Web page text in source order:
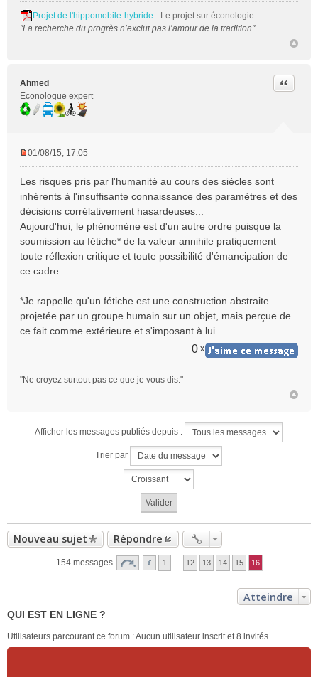
Projet de l'hippomobile-hybride - Le projet sur éconologie
"La recherche du progrès n’exclut pas l’amour de la tradition"
Ahmed
Econologue expert
Citer
s
s
a
g
e
n
u
01/08/15, 17:05
Les risques pris par l'humanité au cours des siècles sont
inhérents à l'insuffisante connaissance des paramètres et des
décisions corrélativement hasardeuses...
Aujourd'hui, le phénomène est d'un autre ordre puisque la
soumission au fétiche* de la valeur annihile pratiquement
toute réflexion critique et toute possibilité d'émancipation de
ce cadre.
*Je rappelle qu'un fétiche est une construction abstraite
projetée par un groupe humain sur un objet, mais perçue de
ce fait comme extérieure et s'imposant à lui.
0 x
"Ne croyez surtout pas ce que je vous dis."
Afficher les messages publiés depuis :
Trier par
Nouveau sujet Répondre
154 messages 1 12 13 14 15 16
Atteindre
QUI EST EN LIGNE ?
Utilisateurs parcourant ce forum : Aucun utilisateur inscrit et 8 invités